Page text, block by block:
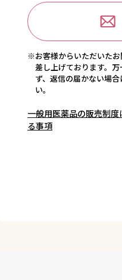
※お客様からいただいた
差し上げております。
ず、返信の届かない場
い。
一般用医薬品の販売制
る事項